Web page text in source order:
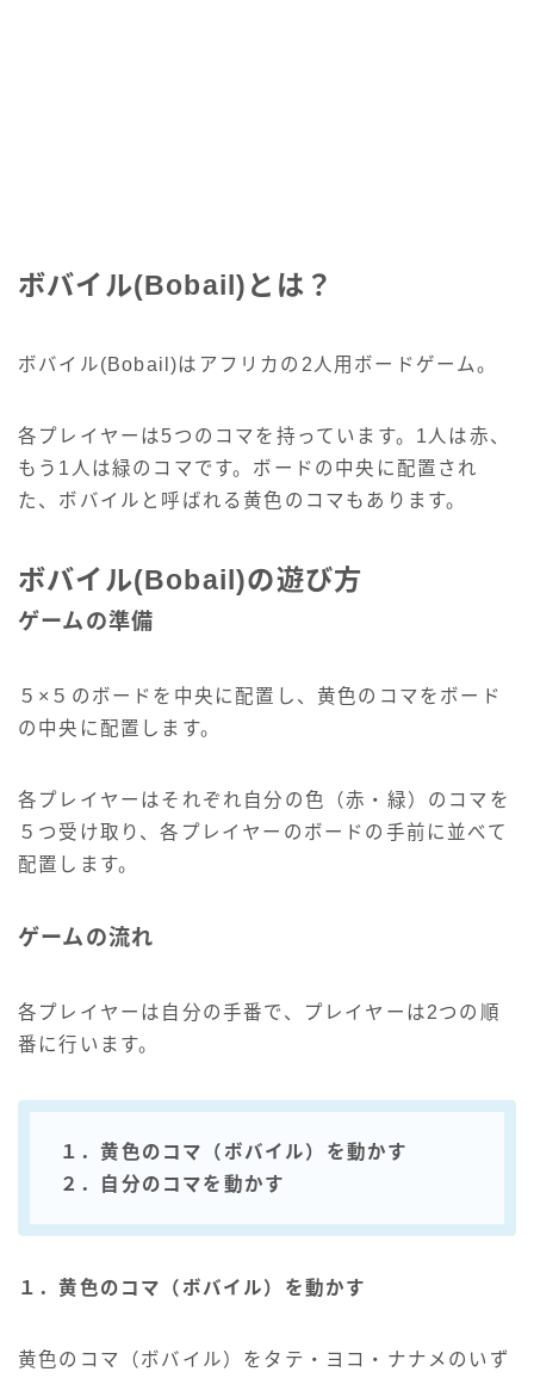
ボバイル(Bobail)とは？
ボバイル(Bobail)はアフリカの2人用ボードゲーム。
各プレイヤーは5つのコマを持っています。1人は赤、
もう1人は緑のコマです。ボードの中央に配置され
た、ボバイルと呼ばれる黄色のコマもあります。
ボバイル(Bobail)の遊び方
ゲームの準備
５×５のボードを中央に配置し、黄色のコマをボード
の中央に配置します。
各プレイヤーはそれぞれ自分の色（赤・緑）のコマを
５つ受け取り、各プレイヤーのボードの手前に並べて
配置します。
ゲームの流れ
各プレイヤーは自分の手番で、プレイヤーは2つの順
番に行います。
１．黄色のコマ（ボバイル）を動かす
２．自分のコマを動かす
１．黄色のコマ（ボバイル）を動かす
黄色のコマ（ボバイル）をタテ・ヨコ・ナナメのいず